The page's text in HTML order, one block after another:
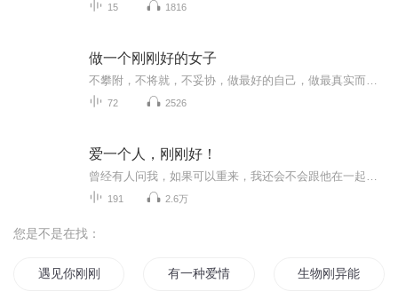
15 1816
做一个刚刚好的女子
72 2526
爱一个人，刚刚好！
191 2.6万
您是不是在找：
遇见你刚刚好 有一种爱情刚刚好 生物刚异能的女